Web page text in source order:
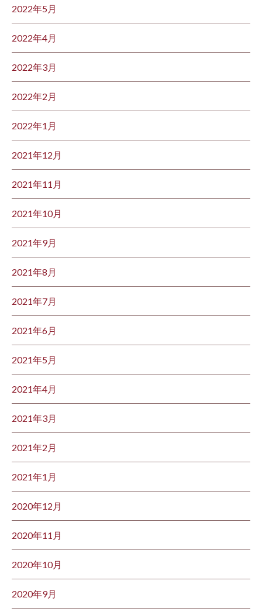
2022年5月
2022年4月
2022年3月
2022年2月
2022年1月
2021年12月
2021年11月
2021年10月
2021年9月
2021年8月
2021年7月
2021年6月
2021年5月
2021年4月
2021年3月
2021年2月
2021年1月
2020年12月
2020年11月
2020年10月
2020年9月